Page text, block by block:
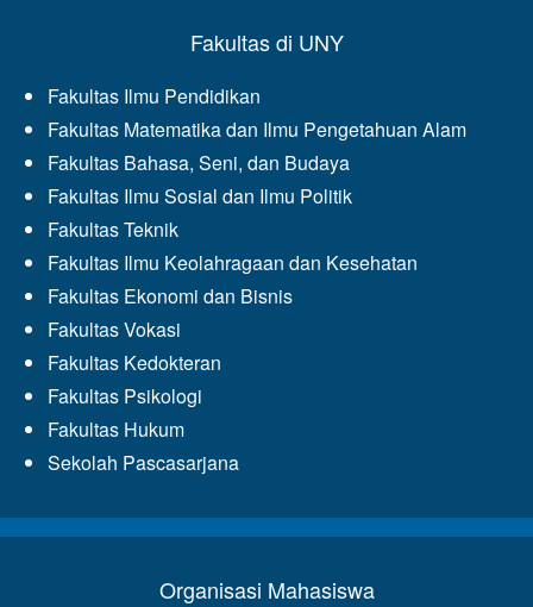
Fakultas di UNY
Fakultas Ilmu Pendidikan
Fakultas Matematika dan Ilmu Pengetahuan Alam
Fakultas Bahasa, Seni, dan Budaya
Fakultas Ilmu Sosial dan Ilmu Politik
Fakultas Teknik
Fakultas Ilmu Keolahragaan dan Kesehatan
Fakultas Ekonomi dan Bisnis
Fakultas Vokasi
Fakultas Kedokteran
Fakultas Psikologi
Fakultas Hukum
Sekolah Pascasarjana
Organisasi Mahasiswa